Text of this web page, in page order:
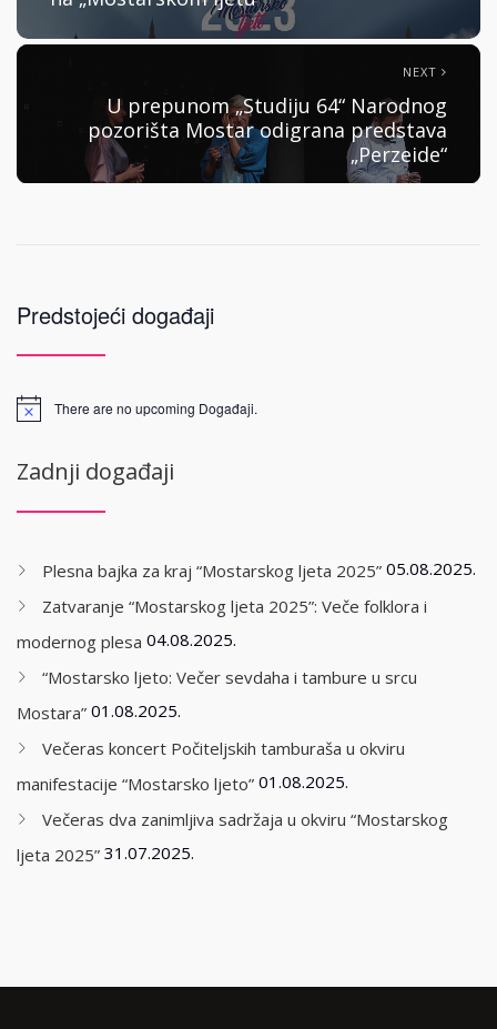
NEXT
U prepunom „Studiju 64“ Narodnog
pozorišta Mostar odigrana predstava
„Perzeide“
Predstojeći događaji
There are no upcoming Događaji.
Zadnji događaji
Plesna bajka za kraj “Mostarskog ljeta 2025” 05.08.2025.
Zatvaranje “Mostarskog ljeta 2025”: Veče folklora i
modernog plesa 04.08.2025.
“Mostarsko ljeto: Večer sevdaha i tambure u srcu
Mostara” 01.08.2025.
Večeras koncert Počiteljskih tamburaša u okviru
manifestacije “Mostarsko ljeto” 01.08.2025.
Večeras dva zanimljiva sadržaja u okviru “Mostarskog
ljeta 2025” 31.07.2025.